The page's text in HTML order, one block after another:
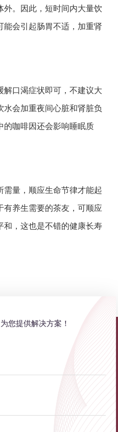
。因此，短时间内大量饮
会引起肠胃不适，加重肾
解口渴症状即可，不建议大
会加重夜间心脏和肾脏负
的咖啡因还会影响睡眠质
量，顺应生命节律才能起
有养生需要的茶友，可顺应
和，这也是不错的健康长寿
您提供解决方案！